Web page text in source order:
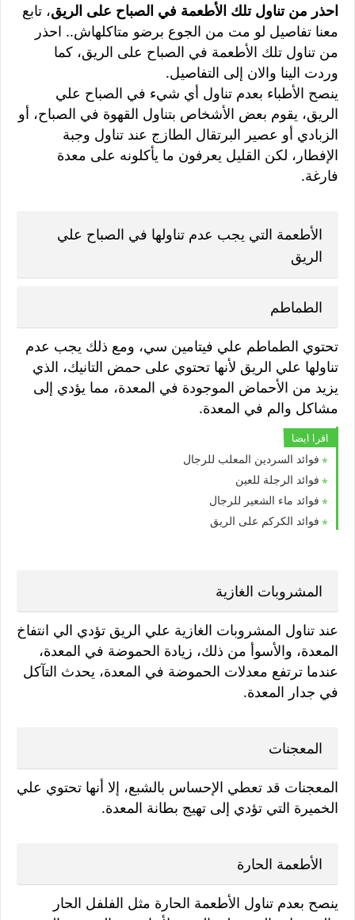
احذر من تناول تلك الأطعمة في الصباح على الريق، تابع
معنا تفاصيل لو مت من الجوع برضو متاكلهاش.. احذر
من تناول تلك الأطعمة في الصباح على الريق، كما
وردت الينا والان إلى التفاصيل.
ينصح الأطباء بعدم تناول أي شيء في الصباح علي
الريق، يقوم بعض الأشخاص بتناول القهوة في الصباح، أو
الزبادي أو عصير البرتقال الطازج عند تناول وجبة
الإفطار، لكن القليل يعرفون ما يأكلونه على معدة
فارغة.
الأطعمة التي يجب عدم تناولها في الصباح علي
الريق
الطماطم
تحتوي الطماطم علي فيتامين سي، ومع ذلك يجب عدم
تناولها علي الريق لأنها تحتوي على حمض التانيك، الذي
يزيد من الأحماض الموجودة في المعدة، مما يؤدي إلى
مشاكل والم في المعدة.
اقرا ايضا
فوائد السردين المعلب للرجال
فوائد الرجلة للعين
فوائد ماء الشعير للرجال
فوائد الكركم على الريق
المشروبات الغازية
عند تناول المشروبات الغازية علي الريق تؤدي الي انتفاخ
المعدة، والأسوأ من ذلك، زيادة الحموضة في المعدة،
عندما ترتفع معدلات الحموضة في المعدة، يحدث التآكل
في جدار المعدة.
المعجنات
المعجنات قد تعطي الإحساس بالشبع، إلا أنها تحتوي علي
الخميرة التي تؤدي إلى تهيج بطانة المعدة.
الأطعمة الحارة
ينصح بعدم تناول الأطعمة الحارة مثل الفلفل الحار